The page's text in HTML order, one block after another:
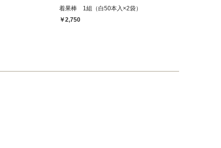
着果棒 1組（白50本入×2袋）
￥2,750